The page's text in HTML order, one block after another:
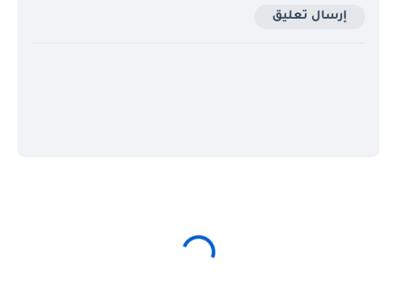
إرسال تعليق